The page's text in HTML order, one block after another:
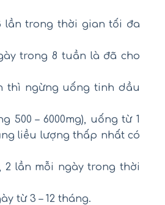
lần trong thời gian tối đa
trong 8 tuần là đã cho
thì ngừng uống tinh dầu
500 – 6000mg), uống từ 1
liều lượng thấp nhất có
2 lần mỗi ngày trong thời
từ 3 – 12 tháng.